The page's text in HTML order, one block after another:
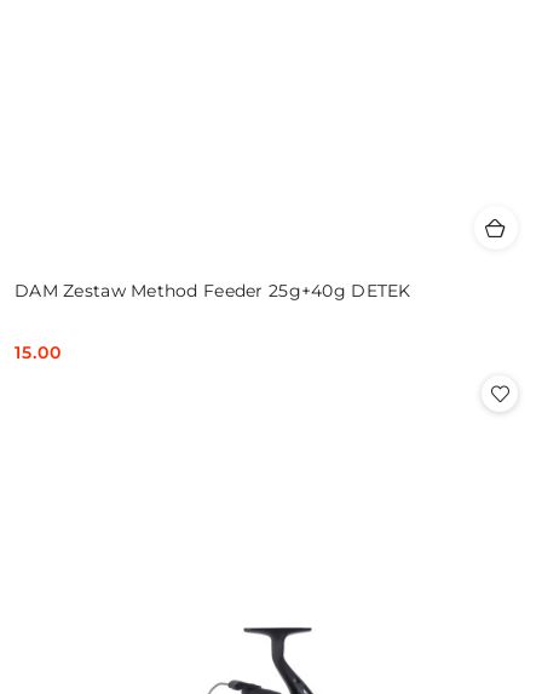
DAM Zestaw Method Feeder 25g+40g DETEK
Cena:
15.00